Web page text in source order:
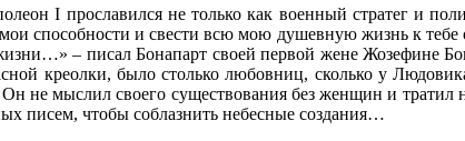
I прославился не только как военный стратег и
способности и свести всю мою душевную жизнь к
– писал Бонапарт своей первой жене Жозефине
креолки, было столько любовниц, сколько у
Он не мыслил своего существования без женщин и
писем, чтобы соблазнить небесные создания…